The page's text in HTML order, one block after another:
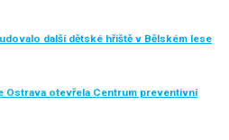
další dětské hřiště v Bělském lese
Ostrava otevřela Centrum preventivní